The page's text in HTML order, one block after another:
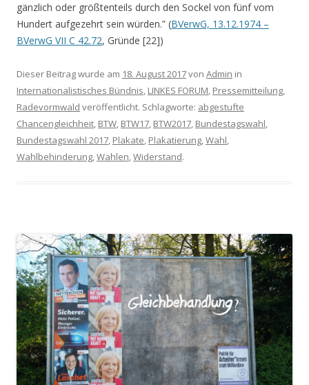
gänzlich oder größtenteils durch den Sockel von fünf vom
Hundert aufgezehrt sein würden.” (BVerwG, 13.12.1974 –
BVerwG VII C 42.72, Gründe [22])
Dieser Beitrag wurde am 18. August 2017von Admin in
Internationalistisches Bündnis, LINKES FORUM, Pressemitteilung,
Radevormwald veröffentlicht. Schlagworte: abgestufte
Chancengleichheit, BTW, BTW17, BTW2017, Bundestagswahl,
Bundestagswahl 2017, Plakate, Plakatierung,Wahl,
Wahlbehinderung,Wahlen,Widerstand.